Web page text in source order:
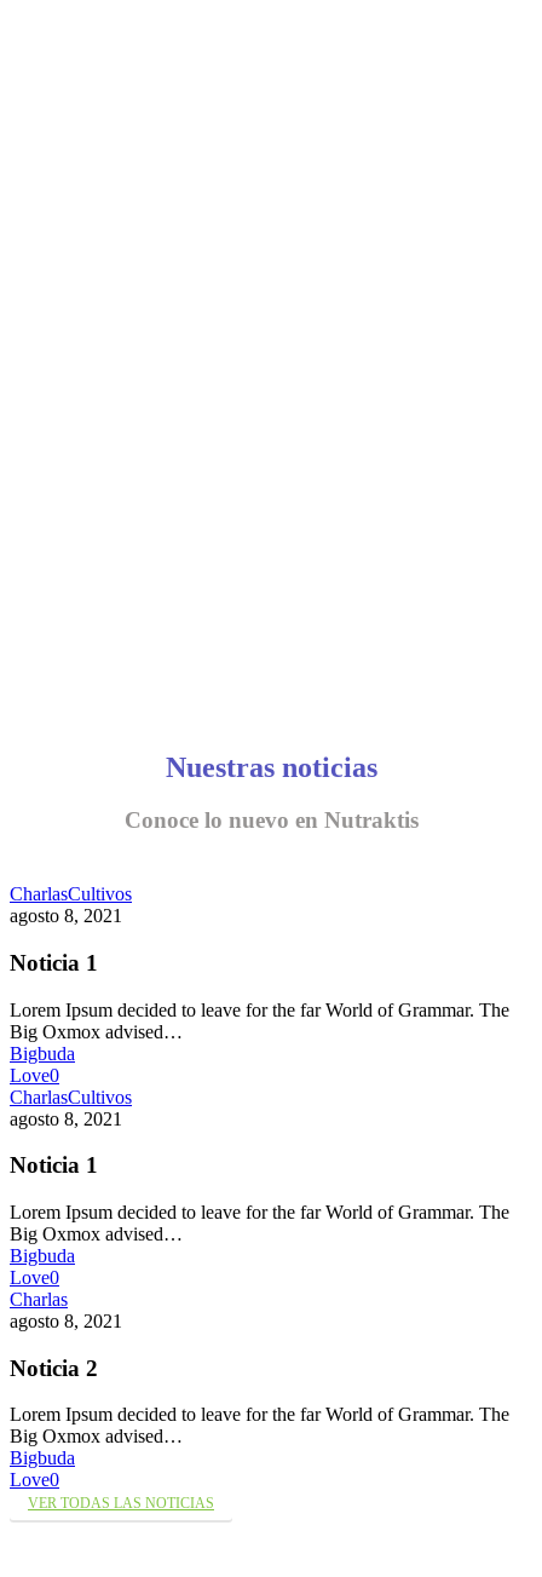
Nuestras noticias
Conoce lo nuevo en Nutraktis
CharlasCultivos
agosto 8, 2021
Noticia 1
Lorem Ipsum decided to leave for the far World of Grammar. The
Big Oxmox advised…
Bigbuda
Love0
CharlasCultivos
agosto 8, 2021
Noticia 1
Lorem Ipsum decided to leave for the far World of Grammar. The
Big Oxmox advised…
Bigbuda
Love0
Charlas
agosto 8, 2021
Noticia 2
Lorem Ipsum decided to leave for the far World of Grammar. The
Big Oxmox advised…
Bigbuda
Love0
VER TODAS LAS NOTICIAS